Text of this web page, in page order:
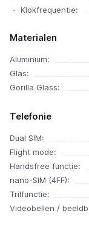
Klokfrequentie:
Materialen
Aluminium:
Glas:
Gorilla Glass:
Telefonie
Dual SIM:
Flight mode:
Handsfree functie:
nano-SIM (4FF):
Trilfunctie:
Videobellen /